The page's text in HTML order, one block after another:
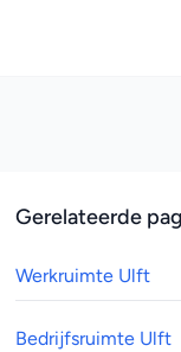
Gerelateerde
Werkruimte Ulft
Bedrijfsruimte Ulft